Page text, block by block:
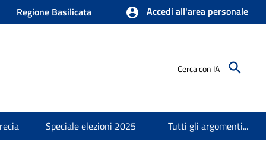
Regione Basilicata Accedi all'area personale
Cerca con IA
Speciale elezioni 2025 Tutti gli argomenti...